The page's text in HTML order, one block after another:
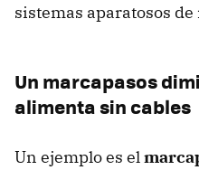
sistemas aparatosos de
Un marcapasos
alimenta sin cables
Un ejemplo es el